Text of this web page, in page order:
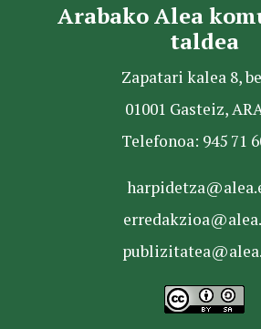
Arabako Alea
taldea
Zapatari kalea 8,
01001 Gasteiz,
Telefonoa: 945 71